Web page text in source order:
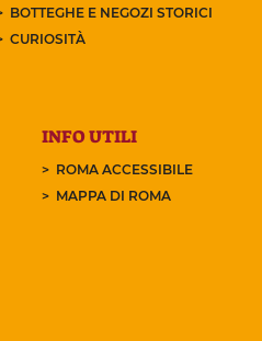
BOTTEGHE E NEGOZI STORICI
CURIOSITÀ
INFO UTILI
ROMA ACCESSIBILE
MAPPA DI ROMA